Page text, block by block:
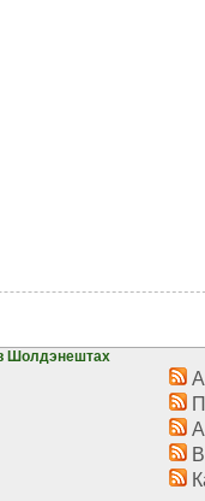
Шолдэнештах